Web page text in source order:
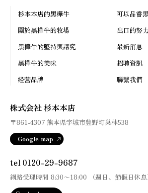
杉本本店的黑樺牛
可以品嘗
關於黑樺牛的牧場
出口的努
黑樺牛的堅持與講究
最新消息
黑樺牛的美味
招聘資訊
经营品牌
聯繫我們
株式会社 杉本本店
〒861-4307 熊本県宇城市豊野町巣林538
Google map
tel 0120-29-9687
網路受理時間 8:30〜18:00
（週日、節假日休息